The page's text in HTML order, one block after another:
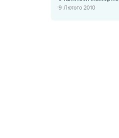
9 Лютого 2010